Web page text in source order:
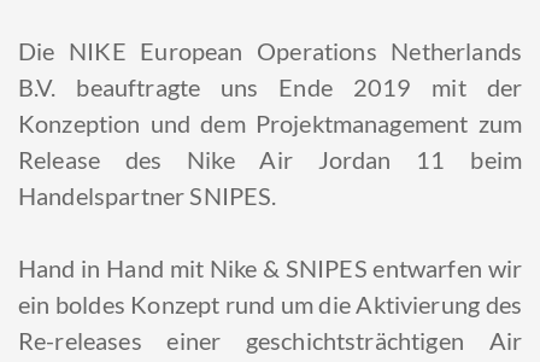
Die NIKE European Operations Netherlands
B.V. beauftragte uns Ende 2019 mit der
Konzeption und dem Projektmanagement zum
Release des Nike Air Jordan 11 beim
Handelspartner SNIPES.
Hand in Hand mit Nike & SNIPES entwarfen wir
ein boldes Konzept rund um die Aktivierung des
Re-releases einer geschichtsträchtigen Air